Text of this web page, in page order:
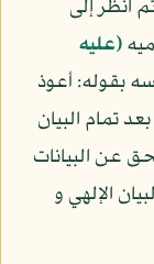
انظر إلى
(عليه
بقوله: أعوذ
تمام البيان
عن البيانات
الإلهي و